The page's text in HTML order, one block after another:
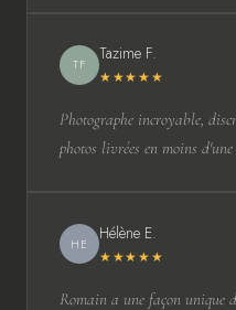
TF
Tazime F.
★★★★★
Photographe incroyable,
photos livrées en moins d'une
HE
Hélène E.
★★★★★
Romain a une façon unique